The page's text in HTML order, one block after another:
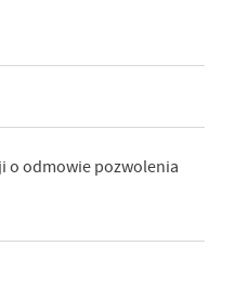
o odmowie pozwolenia